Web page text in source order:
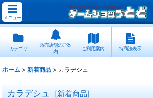
メニュー
カテゴリ
販売店舗のご案
内
ご利用案内 特商法表示
ホーム > 新着商品 > カラデシュ
カラデシュ [新着商品]